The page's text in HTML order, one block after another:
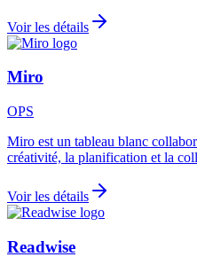
Voir les détails
Miro
OPS
Miro est un tableau blanc
créativité, la planification et la
Voir les détails
Readwise